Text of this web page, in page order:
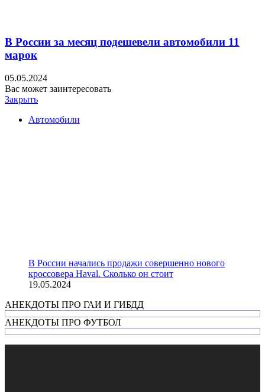
В России за месяц подешевели автомобили 11
марок
05.05.2024
Вас может заинтересовать
Закрыть
Автомобили
В России начались продажи совершенно нового
кроссовера Haval. Сколько он стоит
19.05.2024
АНЕКДОТЫ ПРО ГАИ И ГИБДД
АНЕКДОТЫ ПРО ФУТБОЛ